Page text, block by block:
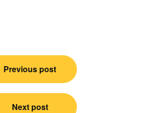
Previous post
Next post